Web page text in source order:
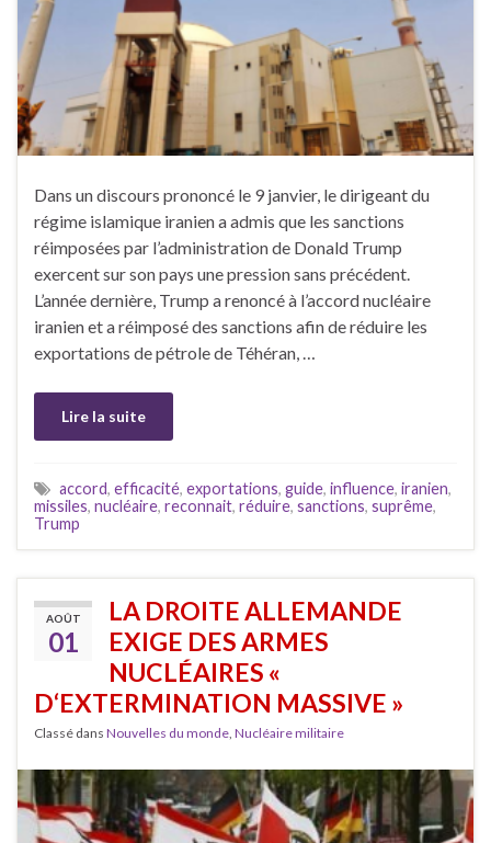
Dans un discours prononcé le 9 janvier, le dirigeant du
régime islamique iranien a admis que les sanctions
réimposées par l’administration de Donald Trump
exercent sur son pays une pression sans précédent.
L’année dernière, Trump a renoncé à l’accord nucléaire
iranien et a réimposé des sanctions afin de réduire les
exportations de pétrole de Téhéran, …
Lire la suite
accord, efficacité, exportations, guide, influence, iranien,
missiles, nucléaire, reconnait, réduire, sanctions, suprême,
Trump
AOÛT
01
LA DROITE ALLEMANDE
EXIGE DES ARMES
NUCLÉAIRES «
D‘EXTERMINATION MASSIVE »
Classé dans Nouvelles du monde Nucléaire militaire